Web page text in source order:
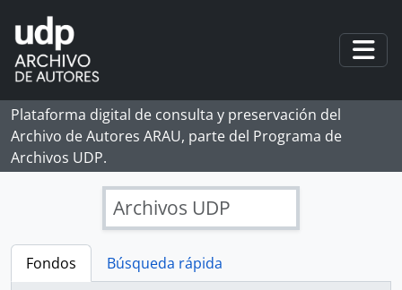
Skip to main content
Plataforma digital de consulta y preservación del
Archivo de Autores ARAU, parte del Programa de
Archivos UDP.
Archivos UDP
Fondos
Búsqueda rápida